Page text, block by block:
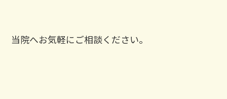
当院へお気軽にご相談ください。